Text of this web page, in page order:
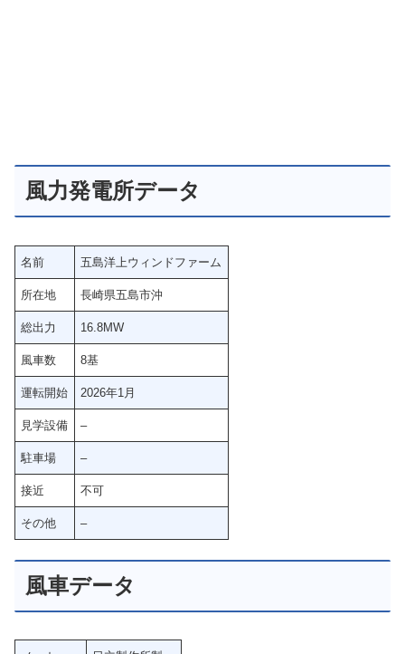
風力発電所データ
名前 五島洋上ウィンドファーム
所在地 長崎県五島市沖
総出力 16.8MW
風車数 8基
運転開始 2026年1月
見学設備 –
駐車場 –
接近 不可
その他 –
風車データ